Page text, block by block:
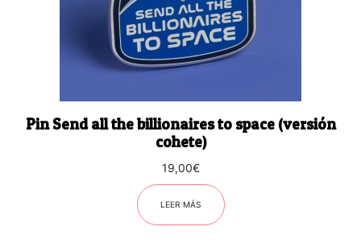
Pin Send all the billionaires to space (versión
cohete)
19,00€
LEER MÁS